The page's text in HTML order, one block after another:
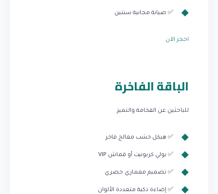
✅ صيانة مجانية سنتين
احجز الآن
الباقة الفاخرة
للباحثين عن الفخامة والتميز
✅ هيكل خشب معالج فاخر
✅ بولي كربونيت أو قماش VIP
✅ تصميم معماري حصري
✅ إضاءة ذكية متعددة الألوان